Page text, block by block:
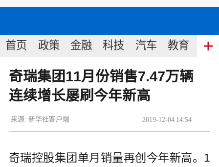
首页 政策 金融 科技 汽车 教育 食
奇瑞集团11月份销售7.47万辆
连续增长屡刷今年新高
2019-12-04 14:54
来源: 新华社客户端
奇瑞控股集团单月销量再创今年新高。1